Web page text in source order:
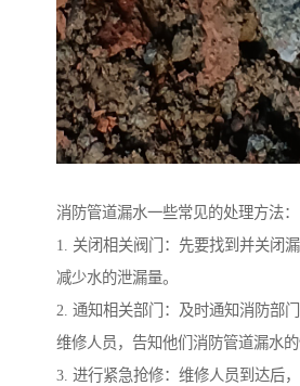
消防管道漏水一些常见的处理方法：
1. 关闭相关阀门：先要找到并关闭
减少水的泄漏量。
2. 通知相关部门：及时通知消防部
维修人员，告知他们消防管道漏水的
3. 进行紧急抢修：维修人员到达后